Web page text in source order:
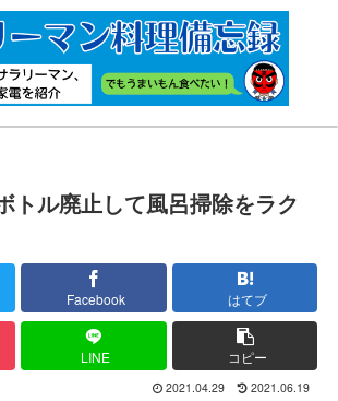
トル廃止して風呂掃除をラク
Facebook はてブ
LINE コピー
2021.04.29 2021.06.19